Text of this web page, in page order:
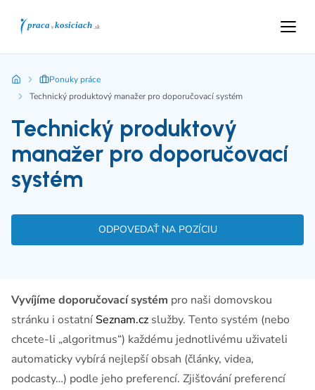
Ponuky práce
Technický produktový manažer pro doporučovací systém
Technický produktový
manažer pro doporučovací
systém
ODPOVEDAŤ NA POZÍCIU
Vyvíjíme doporučovací systém pro naši domovskou
stránku i ostatní Seznam.cz služby. Tento systém (nebo
chcete-li „algoritmus“) každému jednotlivému uživateli
automaticky vybírá nejlepší obsah (články, videa,
podcasty…) podle jeho preferencí. Zjišťování preferencí